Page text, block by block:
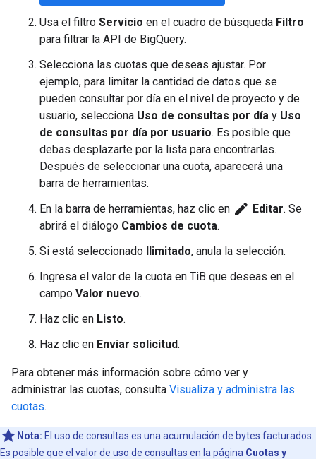
Usa el filtro Servicio en el cuadro de búsqueda Filtro
para filtrar la API de BigQuery.
Selecciona las cuotas que deseas ajustar. Por
ejemplo, para limitar la cantidad de datos que se
pueden consultar por día en el nivel de proyecto y de
usuario, selecciona Uso de consultas por día y Uso
de consultas por día por usuario. Es posible que
debas desplazarte por la lista para encontrarlas.
Después de seleccionar una cuota, aparecerá una
barra de herramientas.
En la barra de herramientas, haz clic en edit Editar. Se
abrirá el diálogo Cambios de cuota.
Si está seleccionado Ilimitado, anula la selección.
Ingresa el valor de la cuota en TiB que deseas en el
campo Valor nuevo.
Haz clic en Listo.
Haz clic en Enviar solicitud.
Para obtener más información sobre cómo ver y
administrar las cuotas, consulta Visualiza y administra las
cuotas.
Nota: El uso de consultas es una acumulación de bytes facturados.
Es posible que el valor de uso de consultas en la página Cuotas y